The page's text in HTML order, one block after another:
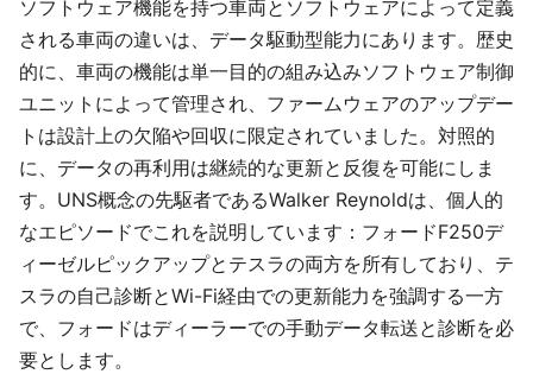
ソフトウェア機能を持つ車両とソフトウェアによって定義
される車両の違いは、データ駆動型能力にあります。歴史
的に、車両の機能は単一目的の組み込みソフトウェア制御
ユニットによって管理され、ファームウェアのアップデー
トは設計上の欠陥や回収に限定されていました。対照的
に、データの再利用は継続的な更新と反復を可能にしま
す。UNS概念の先駆者であるWalker Reynoldは、個人的
なエピソードでこれを説明しています：フォードF250デ
ィーゼルピックアップとテスラの両方を所有しており、テ
スラの自己診断とWi-Fi経由での更新能力を強調する一方
で、フォードはディーラーでの手動データ転送と診断を必
要とします。